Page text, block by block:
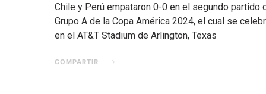
Chile y Perú empataron 0-0 en el segundo partido
Grupo A de la Copa América 2024, el cual se
en el AT&T Stadium de Arlington, Texas
COMPARTIR